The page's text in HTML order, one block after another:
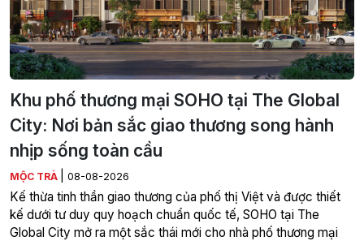
Khu phố thương mại SOHO tại The Global
City: Nơi bản sắc giao thương song hành
nhịp sống toàn cầu
MỘC TRÀ 08-08-2026
Kế thừa tinh thần giao thương của phố thị Việt và được thiết
kế dưới tư duy quy hoạch chuẩn quốc tế, SOHO tại The
Global City mở ra một sắc thái mới cho nhà phố thương mại